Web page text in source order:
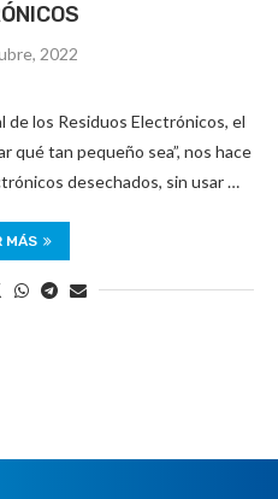
2022
de los Residuos Electrónicos, el
qué tan pequeño sea”, nos hace
desechados, sin usar …
MÁS